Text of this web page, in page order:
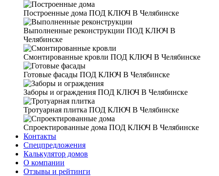
Построенные дома ПОД КЛЮЧ В Челябинске
Выполненные реконструкции ПОД КЛЮЧ В
Челябинске
Смонтированные кровли ПОД КЛЮЧ В Челябинске
Готовые фасады ПОД КЛЮЧ В Челябинске
Заборы и ограждения ПОД КЛЮЧ В Челябинске
Тротуарная плитка ПОД КЛЮЧ В Челябинске
Спроектированные дома ПОД КЛЮЧ В Челябинске
Контакты
Спецпредложения
Калькулятор домов
О компании
Отзывы и рейтинги